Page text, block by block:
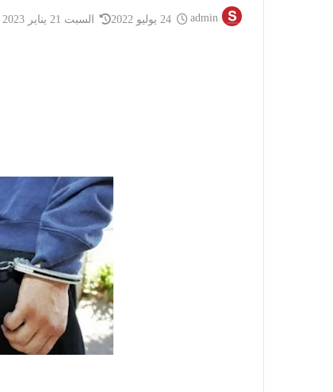
admin السبت 21 يناير 2023